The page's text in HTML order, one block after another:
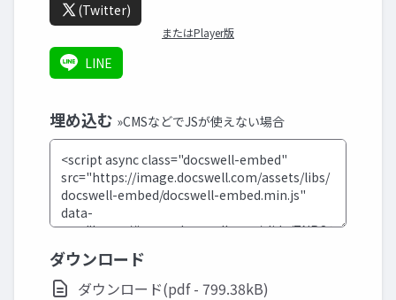
(Twitter)
またはPlayer版
LINE
埋め込む »CMSなどでJSが使えない場合
ダウンロード
ダウンロード(pdf - 799.38kB)